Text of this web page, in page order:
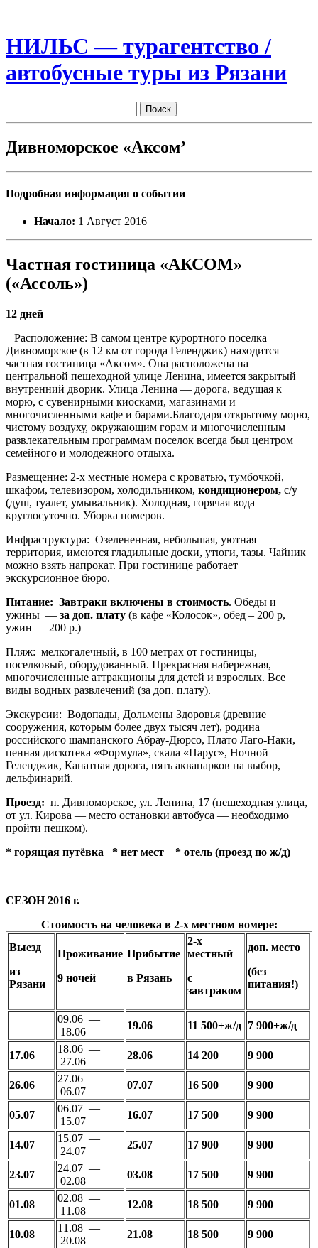
НИЛЬС — турагентство /
автобусные туры из Рязани
Дивноморское «Аксом’
Подробная информация о событии
Начало: 1 Август 2016
Частная гостиница «АКСОМ»
(«Ассоль»)
12 дней
Расположение: В самом центре курортного поселка
Дивноморское (в 12 км от города Геленджик) находится
частная гостиница «Аксом». Она расположена на
центральной пешеходной улице Ленина, имеется закрытый
внутренний дворик. Улица Ленина — дорога, ведущая к
морю, с сувенирными киосками, магазинами и
многочисленными кафе и барами.Благодаря открытому морю,
чистому воздуху, окружающим горам и многочисленным
развлекательным программам поселок всегда был центром
семейного и молодежного отдыха.
Размещение: 2-х местные номера с кроватью, тумбочкой,
шкафом, телевизором, холодильником, кондиционером, с/у
(душ, туалет, умывальник). Холодная, горячая вода
круглосуточно. Уборка номеров.
Инфраструктура: Озелененная, небольшая, уютная
территория, имеются гладильные доски, утюги, тазы. Чайник
можно взять напрокат. При гостинице работает
экскурсионное бюро.
Питание: Завтраки включены в стоимость. Обеды и
ужины — за доп. плату (в кафе «Колосок», обед – 200 р,
ужин — 200 р.)
Пляж: мелкогалечный, в 100 метрах от гостиницы,
поселковый, оборудованный. Прекрасная набережная,
многочисленные аттракционы для детей и взрослых. Все
виды водных развлечений (за доп. плату).
Экскурсии: Водопады, Дольмены Здоровья (древние
сооружения, которым более двух тысяч лет), родина
российского шампанского Абрау-Дюрсо, Плато Лаго-Наки,
пенная дискотека «Формула», скала «Парус», Ночной
Геленджик, Канатная дорога, пять аквапарков на выбор,
дельфинарий.
Проезд: п. Дивноморское, ул. Ленина, 17 (пешеходная улица,
от ул. Кирова — место остановки автобуса — необходимо
пройти пешком).
* горящая путёвка * нет мест * отель (проезд по ж/д)
СЕЗОН 2016 г.
Стоимость на человека в 2-х местном номере:
Выезд
из
Рязани
Проживание
9 ночей
Прибытие
в Рязань
2-х
местный
с
завтраком
доп. место
(без
питания!)
09.06 —
18.06
19.06 11 500+ж/д 7 900+ж/д
17.06
18.06 —
27.06
28.06 14 200 9 900
26.06
27.06 —
06.07
07.07 16 500 9 900
05.07
06.07 —
15.07
16.07 17 500 9 900
14.07
15.07 —
24.07
25.07 17 900 9 900
23.07
24.07 —
02.08
03.08 17 500 9 900
01.08
02.08 —
11.08
12.08 18 500 9 900
10.08
11.08 —
20.08
21.08 18 500 9 900